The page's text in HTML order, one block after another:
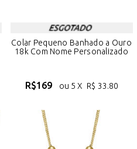
Colar Pequeno Banhado a Ouro
18k Com Nome Personalizado
R$169 ou 5 X R$ 33.80